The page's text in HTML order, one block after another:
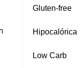
Gluten‑free
Hipocalórica
Low Carb